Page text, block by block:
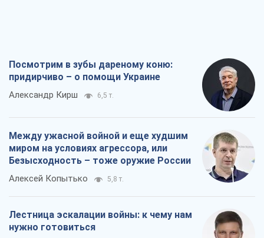
Посмотрим в зубы дареному коню:
придирчиво – о помощи Украине
Александр Кирш 6,5 т.
Между ужасной войной и еще худшим
миром на условиях агрессора, или
Безысходность – тоже оружие России
Алексей Копытько 5,8 т.
Лестница эскалации войны: к чему нам
нужно готовиться